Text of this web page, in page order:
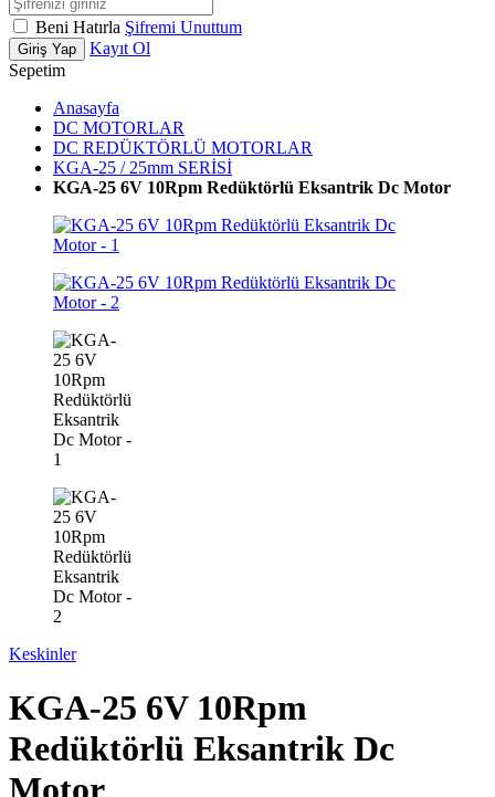
Beni Hatırla Şifremi Unuttum
Giriş Yap
Kayıt Ol
Sepetim
Anasayfa
DC MOTORLAR
DC REDÜKTÖRLÜ MOTORLAR
KGA-25 / 25mm SERİSİ
KGA-25 6V 10Rpm Redüktörlü Eksantrik Dc Motor
Keskinler
KGA-25 6V 10Rpm
Redüktörlü Eksantrik Dc